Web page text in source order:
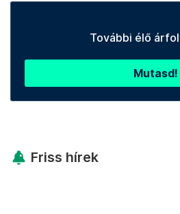
További élő
Mutasd!
Friss hírek